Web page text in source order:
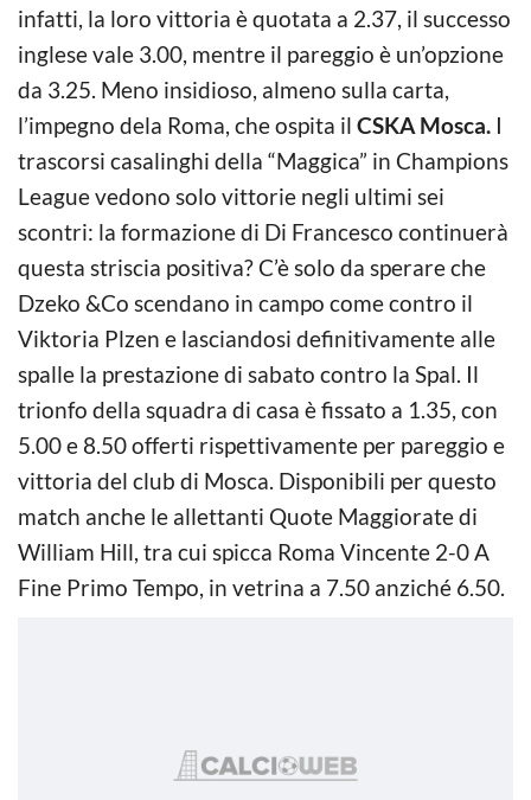
infatti, la loro vittoria è quotata a 2.37, il successo
inglese vale 3.00, mentre il pareggio è un’opzione
da 3.25. Meno insidioso, almeno sulla carta,
l’impegno dela Roma, che ospita il CSKA Mosca. I
trascorsi casalinghi della “Maggica” in Champions
League vedono solo vittorie negli ultimi sei
scontri: la formazione di Di Francesco continuerà
questa striscia positiva? C’è solo da sperare che
Dzeko &Co scendano in campo come contro il
Viktoria Plzen e lasciandosi definitivamente alle
spalle la prestazione di sabato contro la Spal. Il
trionfo della squadra di casa è fissato a 1.35, con
5.00 e 8.50 offerti rispettivamente per pareggio e
vittoria del club di Mosca. Disponibili per questo
match anche le allettanti Quote Maggiorate di
William Hill, tra cui spicca Roma Vincente 2-0 A
Fine Primo Tempo, in vetrina a 7.50 anziché 6.50.